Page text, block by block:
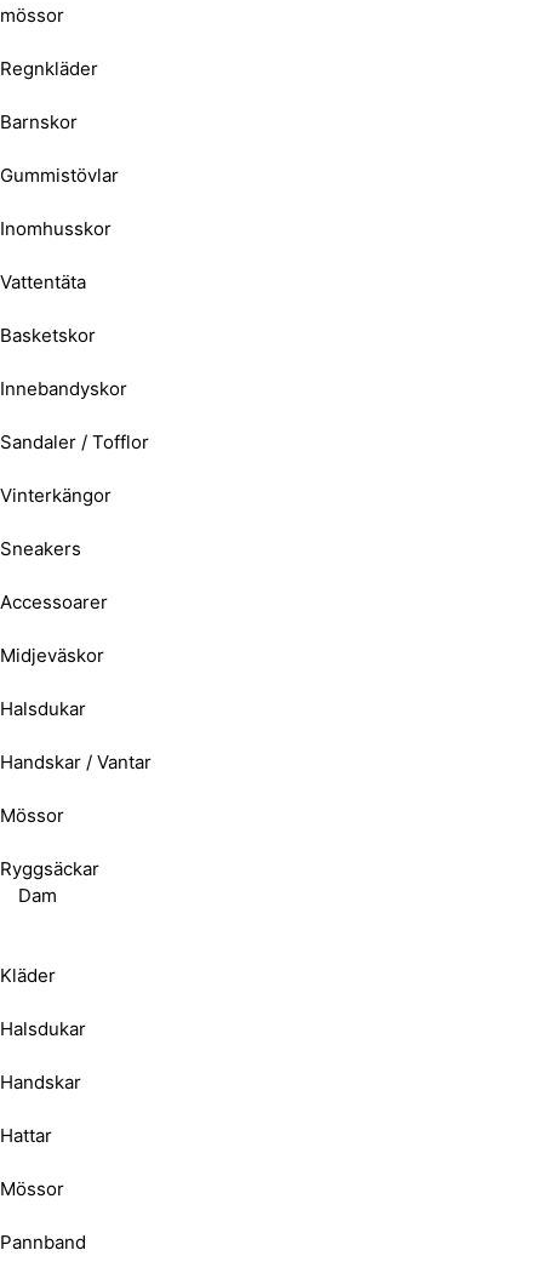
mössor
Regnkläder
Barnskor
Gummistövlar
Inomhusskor
Vattentäta
Basketskor
Innebandyskor
Sandaler / Tofflor
Vinterkängor
Sneakers
Accessoarer
Midjeväskor
Halsdukar
Handskar / Vantar
Mössor
Ryggsäckar
Dam
Kläder
Halsdukar
Handskar
Hattar
Mössor
Pannband